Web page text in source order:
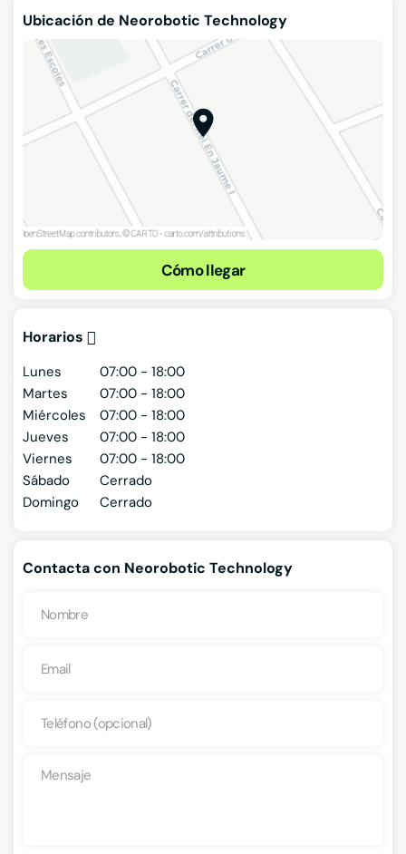
Ubicación de Neorobotic Technology
Cómo llegar
Horarios
Lunes
07:00 - 18:00
Martes
07:00 - 18:00
Miércoles
07:00 - 18:00
Jueves
07:00 - 18:00
Viernes
07:00 - 18:00
Sábado
Cerrado
Domingo
Cerrado
Contacta con Neorobotic Technology